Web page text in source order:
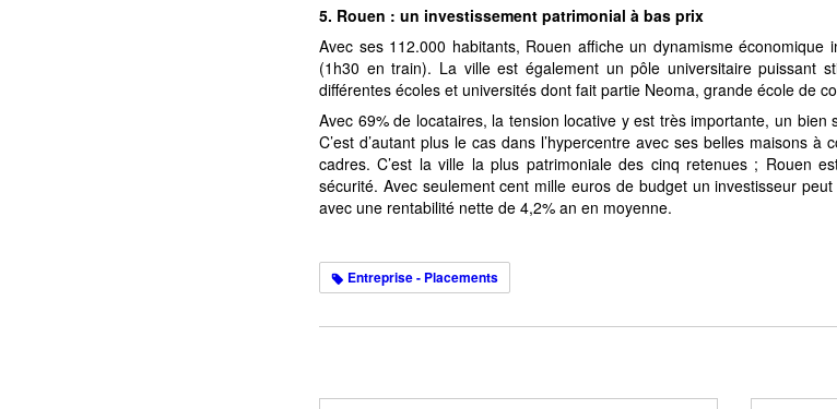
5. Rouen : un investissement patrimonial à bas prix
Avec ses 112.000 habitants, Rouen affiche un dynamisme
(1h30 en train). La ville est également un pôle universitaire puissant
différentes écoles et universités dont fait partie Neoma, grande école de
Avec 69% de locataires, la tension locative y est très importante, un
C’est d’autant plus le cas dans l’hypercentre avec ses belles maisons
cadres. C’est la ville la plus patrimoniale des cinq retenues ; Rouen
sécurité. Avec seulement cent mille euros de budget un investisseur
avec une rentabilité nette de 4,2% an en moyenne.
Entreprise - Placements